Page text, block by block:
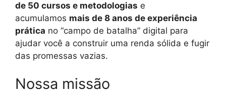
de 50 cursos e metodologias e
acumulamos mais de 8 anos de experiência
prática no “campo de batalha” digital para
ajudar você a construir uma renda sólida e fugir
das promessas vazias.
Nossa missão